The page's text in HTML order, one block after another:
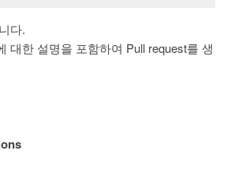
다.
대한 설명을 포함하여 Pull request를 생